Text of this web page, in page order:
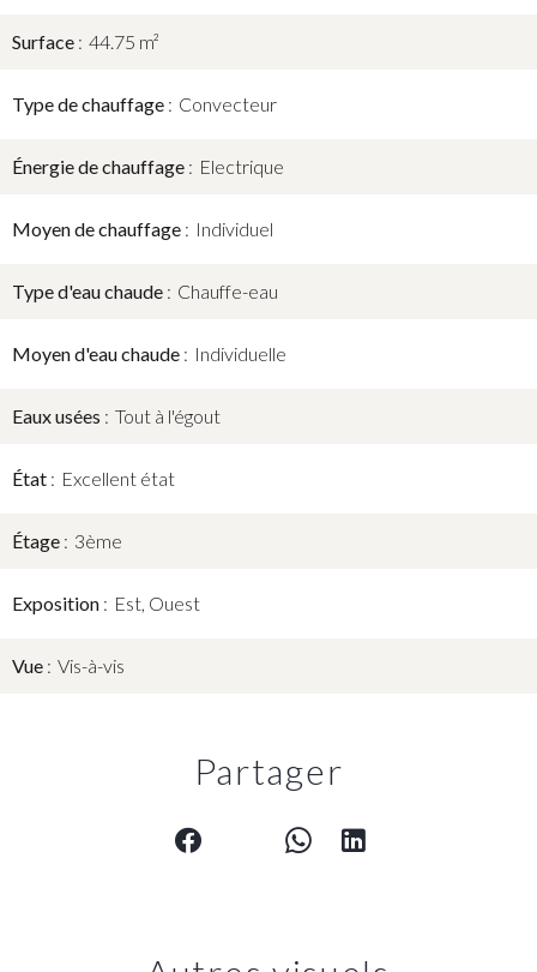
Surface 44.75 m²
Type de chauffage Convecteur
Énergie de chauffage Electrique
Moyen de chauffage Individuel
Type d'eau chaude Chauffe-eau
Moyen d'eau chaude Individuelle
Eaux usées Tout à l'égout
État Excellent état
Étage 3ème
Exposition Est, Ouest
Vue Vis-à-vis
Partager